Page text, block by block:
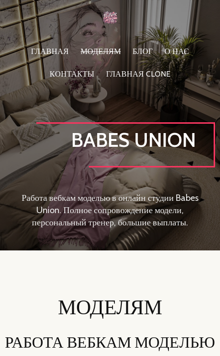
ГЛАВНАЯ МОДЕЛЯМ БЛОГ О НАС
КОНТАКТЫ ГЛАВНАЯ CLONE
BABES UNION
Работа вебкам моделью в онлайн студии Babes
Union. Полное сопровождение модели,
персональный тренер, большие выплаты.
МОДЕЛЯМ
РАБОТА ВЕБКАМ МОДЕЛЬЮ